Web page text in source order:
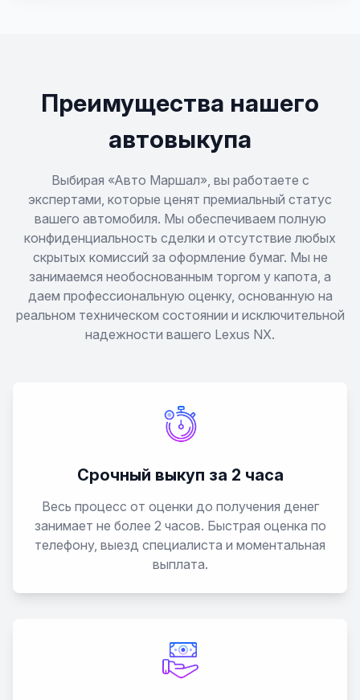
GS 460
GX
GX 460
GX 470
IS 220
IS 250
Преимущества нашего
автовыкупа
Выбирая «Авто Маршал», вы работаете с
экспертами, которые ценят премиальный статус
вашего автомобиля. Мы обеспечиваем полную
конфиденциальность сделки и отсутствие любых
скрытых комиссий за оформление бумаг. Мы не
занимаемся необоснованным торгом у капота, а
даем профессиональную оценку, основанную на
реальном техническом состоянии и исключительной
надежности вашего Lexus NX.
Срочный выкуп за 2 часа
Весь процесс от оценки до получения денег
занимает не более 2 часов. Быстрая оценка по
телефону, выезд специалиста и моментальная
выплата.